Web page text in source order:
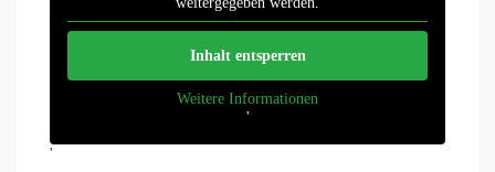
Inhalt entsperren
Weitere Informationen
'
'